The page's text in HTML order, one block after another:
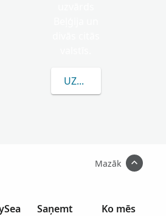
UZZINĀT VAIRĀK
Mazāk
Saņemt
Ko mēs